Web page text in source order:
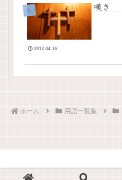
な 嘆き
2012.04.16
ホーム 用語一覧集